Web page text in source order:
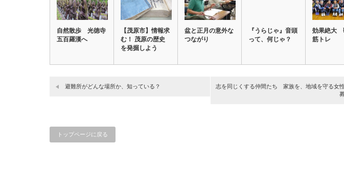
自然散歩 光徳寺
五百羅漢へ
【茂原市】情報求
む！ 茂原の歴史
を発掘しよう
盆と正月の意外な
つながり
『うらじゃ』音頭
って、何じゃ？
効果絶大
筋トレ
避難所がどんな場所か、知っている？
志を同じくする仲間たち 家族を、地域を守る女
トップページに戻る